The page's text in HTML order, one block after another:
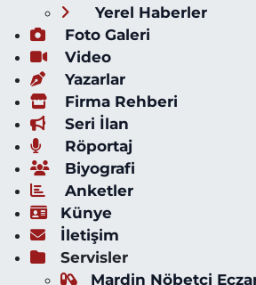
Yerel Haberler
Foto Galeri
Video
Yazarlar
Firma Rehberi
Seri İlan
Röportaj
Biyografi
Anketler
Künye
İletişim
Servisler
Mardin Nöbetçi